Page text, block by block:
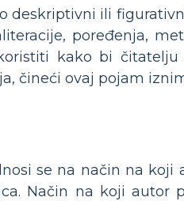
deskriptivni ili
poređenja,
kako bi čitatelju
čineći ovaj pojam
se na način na
Način na koji